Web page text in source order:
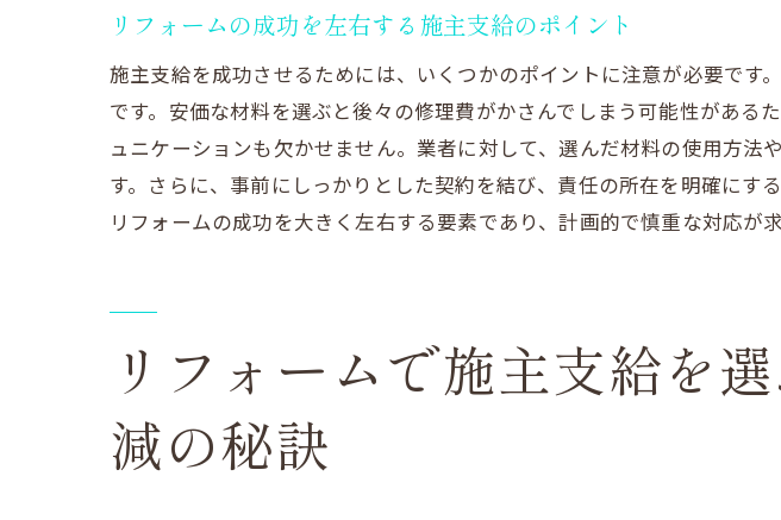
リフォームで施主支給を選ん
施主支給のメリットを
デメリットを理解し賢
施主支給で達成できる
実際のリフォーム経験
施主支給で避けるべき失
成功事例に学ぶ施主支給
施主支給で大満足だっ
リフォームの成功を左右する施主支給のポイント
施主支給を成功させるためには、いくつかのポイントに注意が必要で
です。安価な材料を選ぶと後々の修理費がかさんでしまう可能性があ
ュニケーションも欠かせません。業者に対して、選んだ材料の使用方
す。さらに、事前にしっかりとした契約を結び、責任の所在を明確にす
リフォームの成功を大きく左右する要素であり、計画的で慎重な対応が求
リフォームで施主支給を
減の秘訣